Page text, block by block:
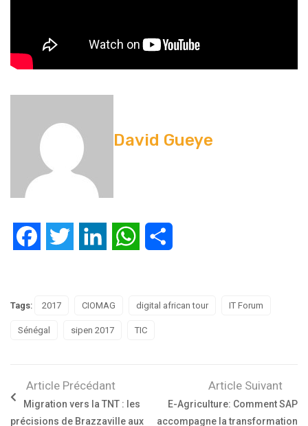
David Gueye
FacebookTwitter LinkedIn WhatsApp
Tags: 2017 CIOMAG digital african tour IT Forum
Sénégal sipen 2017 TIC
Article Précédant
Migration vers la TNT : les
précisions de Brazzaville aux
Article Suivant
E-Agriculture: Comment SAP
accompagne la transformation